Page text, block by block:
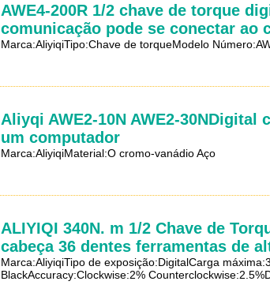
AWE4-200R 1/2 chave de torque
comunicação pode se conectar ao
Marca:AliyiqiTipo:Chave de torqueModelo
Aliyqi AWE2-10N AWE2-
um computador
Marca:AliyiqiMaterial:O cromo-vanádio Aço
ALIYIQI 340N. m 1/2 Chave de
cabeça 36 dentes ferramentas de
Marca:AliyiqiTipo de exposição:DigitalCarga
BlackAccuracy:Clockwise:2%